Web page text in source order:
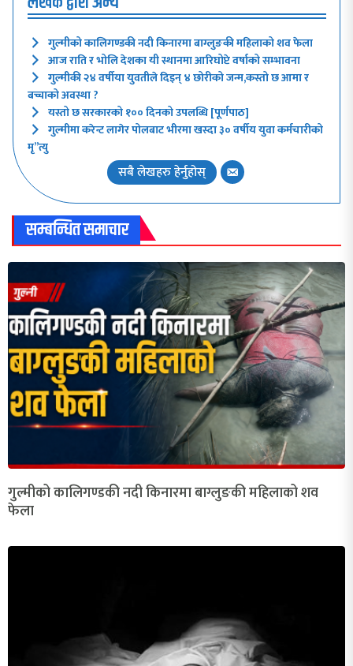
गुल्मीको कालिगण्डकी नदी किनारमा बाग्लुङकी महिलाको शव फेला
आज राति र भोलि देशका यी स्थानमा आरिघोप्टे वर्षाको सम्भावना
गुल्मीकी २४ वर्षीया युवतीले दिइन् ४ छोरीको जन्म,कस्तो छ आमा र
बच्चाको अवस्था ?
यस्तो छ सरकारको १०० दिनको उपलब्धि [पूर्णपाठ]
गुल्मीमा करेन्ट लागेर पोलबाट भीरमा खस्दा ३० वर्षीय युवा कर्मचारीको
मृ”त्यु
सबै लेखहरु हेर्नुहोस्
सम्बन्धित समाचार
गुल्मीको कालिगण्डकी नदी किनारमा बाग्लुङकी महिलाको शव
फेला